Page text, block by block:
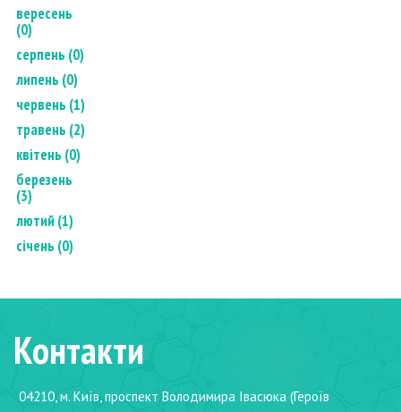
вересень
(0)
серпень (0)
липень (0)
червень (1)
травень (2)
квітень (0)
березень
(3)
лютий (1)
січень (0)
Контакти
04210, м. Київ, проспект Володимира Івасюка (Героїв